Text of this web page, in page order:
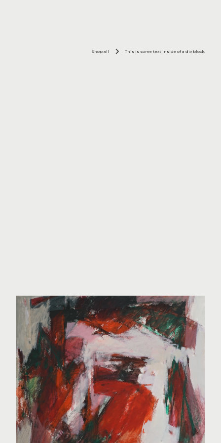
Shop all This is some text inside of a div block.
o.T.
Heino Gerhardt 5
Acryl auf Papier, 1993, 76/64 cm
Anfragen
Gratis Versand ab 1000€